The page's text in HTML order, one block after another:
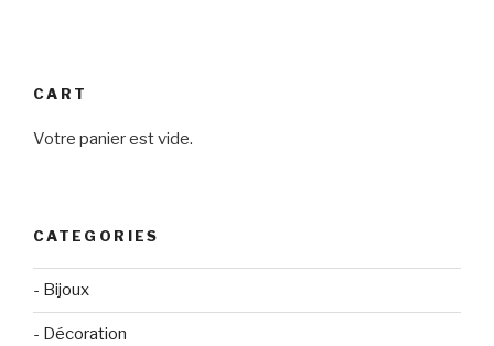
CART
Votre panier est vide.
CATEGORIES
- Bijoux
- Décoration